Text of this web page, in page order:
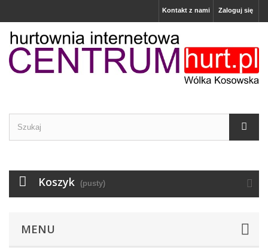
Zaloguj się
Kontakt z nami
Koszyk (pusty)
MENU